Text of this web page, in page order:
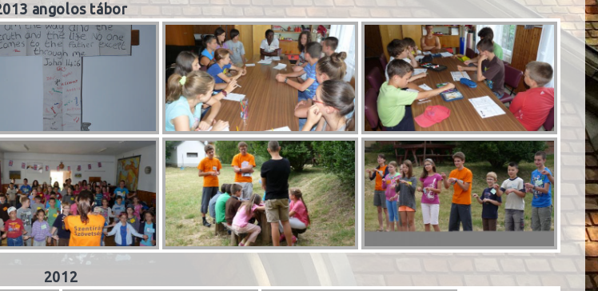
angolos tábor
2012